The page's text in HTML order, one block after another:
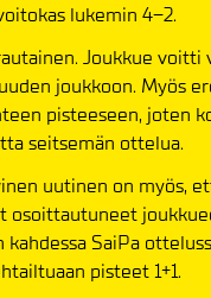
lukemin 4–2.
Joukkue
joukkoon. Myös
pisteeseen, joten
seitsemän ottelua.
uutinen on myös,
osoittautuneet
kahdessa SaiPa
pisteet 1+1.